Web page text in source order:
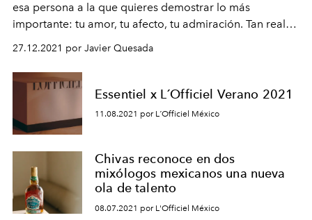
esa persona a la que quieres demostrar lo más
importante: tu amor, tu afecto, tu admiración. Tan real
como el lujo. Tan auténtico como Chivas.
27.12.2021 por Javier Quesada
Essentiel x L´Officiel Verano 2021
11.08.2021 por L´Officiel México
Chivas reconoce en dos
mixólogos mexicanos una nueva
ola de talento
08.07.2021 por L'Officiel México